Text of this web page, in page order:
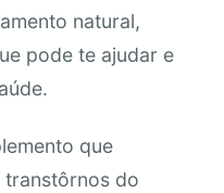
natural,
pode te ajudar e
que
transtôrnos do